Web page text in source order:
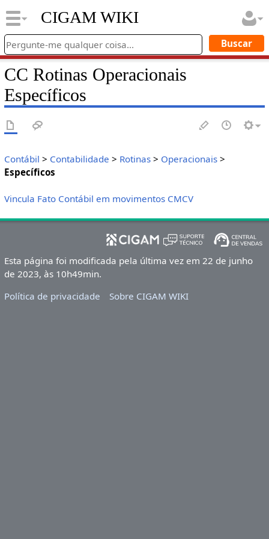
CIGAM WIKI
CC Rotinas Operacionais
Específicos
Contábil > Contabilidade > Rotinas> Operacionais>
Específicos
Vincula Fato Contábil em movimentos CMCV
Esta página foi modificada pela última vez em 22 de junho
de 2023, às 10h49min.
Política de privacidade
Sobre CIGAM WIKI